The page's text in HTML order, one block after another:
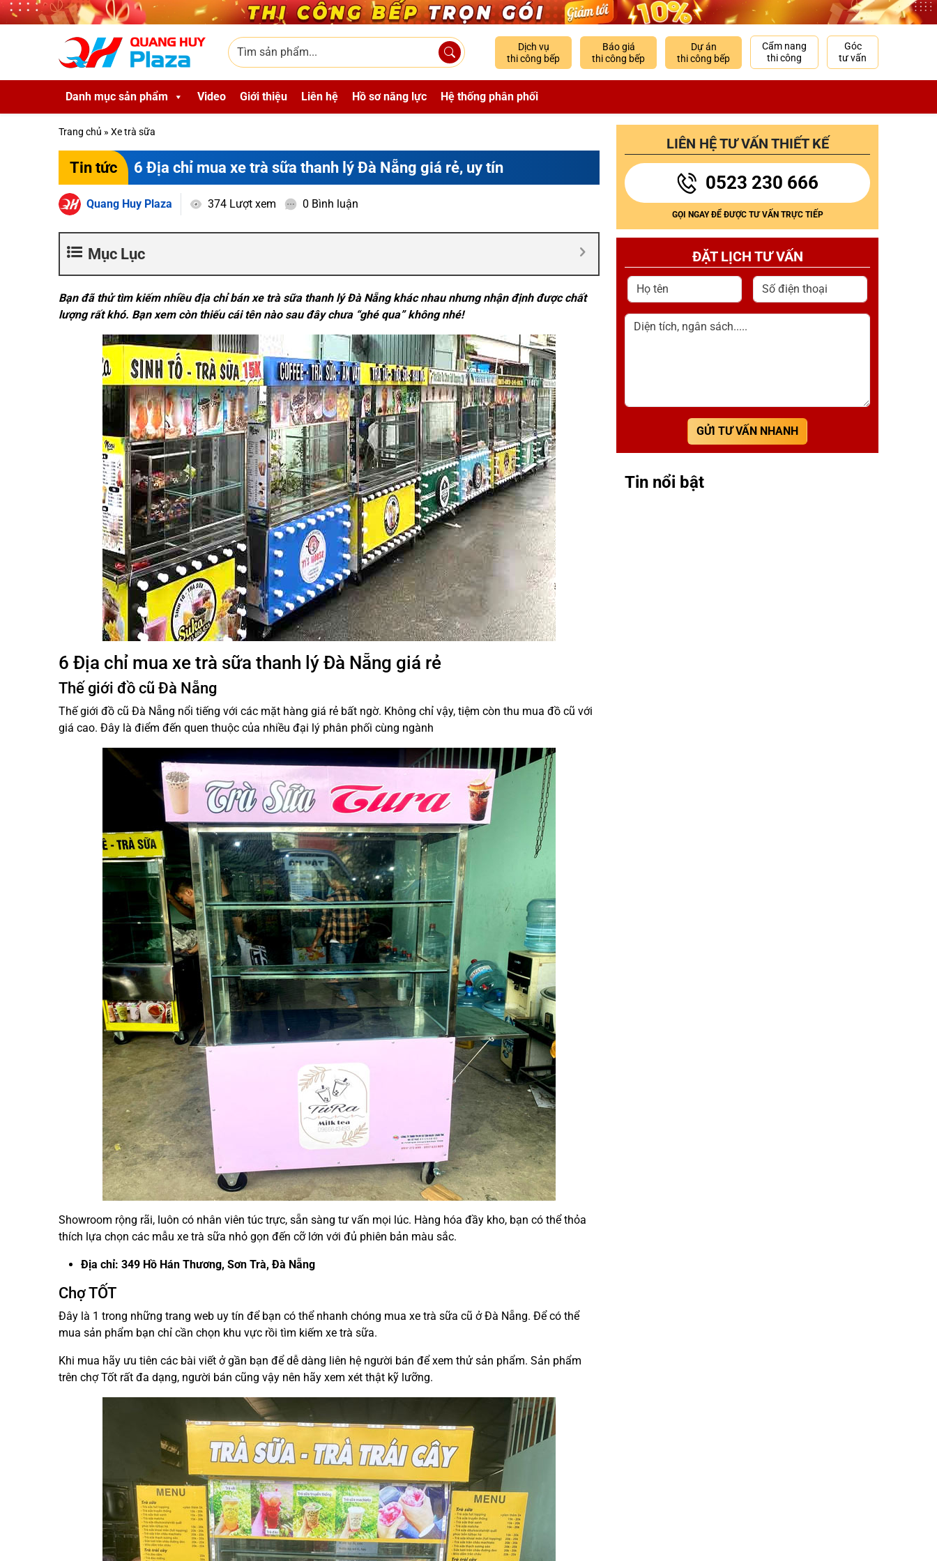
Skip to main content
Tìm sản phẩm
Dịch vụ
thi công bếp
Báo giá
thi công bếp
Dự án
thi công bếp
Cẩm nang
thi công
Góc
tư vấn
Danh mục sản phẩm Video Giới thiệu Liên hệ Hồ sơ năng lực Hệ thống phân phối
Trang chủ » Xe trà sữa
Tin tức 6 Địa chỉ mua xe trà sữa thanh lý Đà Nẵng giá rẻ, uy tín
Quang Huy Plaza 374 Lượt xem 0 Bình luận
Mục Lục
Bạn đã thử tìm kiếm nhiều địa chỉ bán xe trà sữa thanh lý Đà Nẵng khác nhau nhưng nhận định được chất
lượng rất khó. Bạn xem còn thiếu cái tên nào sau đây chưa “ghé qua” không nhé!
6 Địa chỉ mua xe trà sữa thanh lý Đà Nẵng giá rẻ
Thế giới đồ cũ Đà Nẵng
Thế giới đồ cũ Đà Nẵng nổi tiếng với các mặt hàng giá rẻ bất ngờ. Không chỉ vậy, tiệm còn thu mua đồ cũ với
giá cao. Đây là điểm đến quen thuộc của nhiều đại lý phân phối cùng ngành
Showroom rộng rãi, luôn có nhân viên túc trực, sẵn sàng tư vấn mọi lúc. Hàng hóa đầy kho, bạn có thể thỏa
thích lựa chọn các mẫu xe trà sữa nhỏ gọn đến cỡ lớn với đủ phiên bản màu sắc.
Địa chỉ: 349 Hồ Hán Thương, Sơn Trà, Đà Nẵng
Chợ TỐT
Đây là 1 trong những trang web uy tín để bạn có thể nhanh chóng mua xe trà sữa cũ ở Đà Nẵng. Để có thể
mua sản phẩm bạn chỉ cần chọn khu vực rồi tìm kiếm xe trà sữa.
Khi mua hãy ưu tiên các bài viết ở gần bạn để dễ dàng liên hệ người bán để xem thử sản phẩm. Sản phẩm
trên chợ Tốt rất đa dạng, người bán cũng vậy nên hãy xem xét thật kỹ lưỡng.
LIÊN HỆ TƯ VẤN THIẾT KẾ
0523 230 666
GỌI NGAY ĐỂ ĐƯỢC TƯ VẤN TRỰC TIẾP
ĐẶT LỊCH TƯ VẤN
Họ tên Số điện thoại
Diện tích, ngân sách.....
GỬI TƯ VẤN NHANH
Tin nổi bật